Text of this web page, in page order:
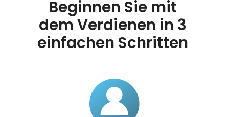
Beginnen Sie mit
dem Verdienen in 3
einfachen Schritten